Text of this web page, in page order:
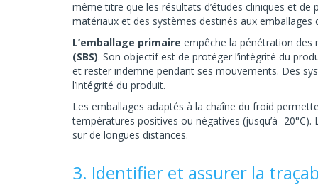
même titre que les résultats d’études cliniques et
matériaux et des systèmes destinés aux
L’emballage primaire empêche la pénétration
(SBS). Son objectif est de protéger l’intégrité du
et rester indemne pendant ses mouvements. Des
l’intégrité du produit.
Les emballages adaptés à la chaîne du froid
températures positives ou négatives (jusqu’à -20°C).
sur de longues distances.
3. Identifier et assurer la